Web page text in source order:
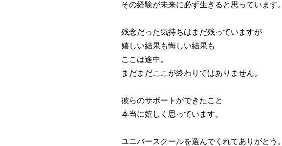
その経験が未来に必ず生きると思っています。
残念だった気持ちはまだ残っていますが
嬉しい結果も悔しい結果も
ここは途中。
まだまだここが終わりではありません。
彼らのサポートができたこと
本当に嬉しく思っています。
ユニバースクールを選んでくれてありがとう。